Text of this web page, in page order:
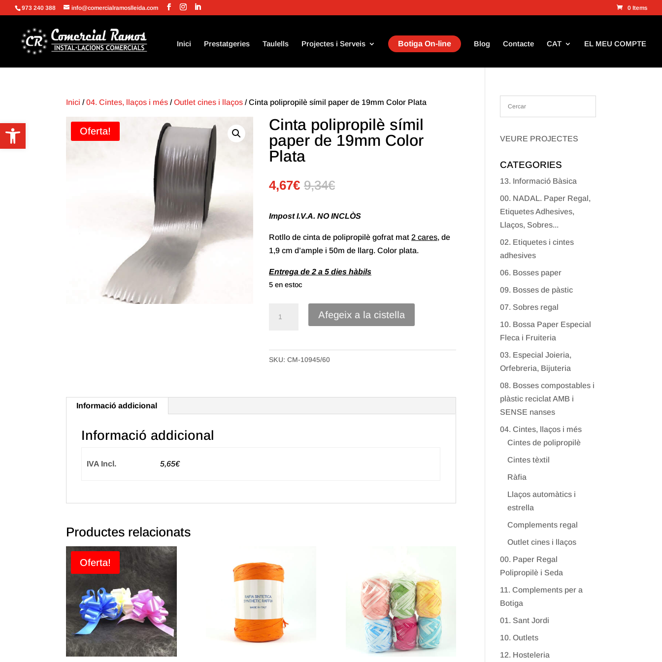
Obre la barra d'eines
973 240 388 info@comercialramoslleida.com 0 Items
Inici Prestatgeries Taulells Projectes i Serveis Botiga On-line Blog Contacte CAT EL MEU COMPTE
Inici /04. Cintes, llaços i més /Outlet cines i llaços / Cinta polipropilè símil paper de 19mm Color Plata
Oferta!
Cinta polipropilè símil
paper de 19mm Color
Plata
4,67€ 9,34€
Impost I.V.A. NO INCLÒS
Rotllo de cinta de polipropilè gofrat mat2 cares, de
1,9 cm d’ample i 50m de llarg. Color plata.
Entrega de 2 a 5 dies hàbils
5 en estoc
polipropilè
símil
Color
Afegeix a la cistella
SKU:CM-10945/60
Informació addicional
Informació addicional
IVA Incl. 5,65€
Productes relacionats
Oferta!
VEURE PROJECTES
CATEGORIES
13. Informació Bàsica
00. NADAL. Paper Regal,
Etiquetes Adhesives,
Llaços, Sobres...
02. Etiquetes i cintes
adhesives
06. Bosses paper
09. Bosses de pàstic
07. Sobres regal
10. Bossa Paper Especial
Fleca i Fruiteria
03. Especial Joieria,
Orfebreria, Bijuteria
08. Bosses compostables i
plàstic reciclat AMB i
SENSE nanses
04. Cintes, llaços i més
Cintes de polipropilè
Cintes tèxtil
Ràfia
Llaços automàtics i
estrella
Complements regal
Outlet cines i llaços
00. Paper Regal
Polipropilè i Seda
11. Complements per a
Botiga
01. Sant Jordi
10. Outlets
12. Hosteleria